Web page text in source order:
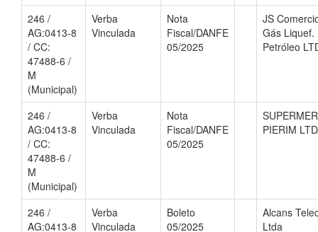
246 /
AG:0413-8
/ CC:
47488-6 /
M
(Municipal)
Verba
Vinculada
Nota
Fiscal/DANFE
05/2025
JS
Gás Liquef.
Petróleo
246 /
AG:0413-8
/ CC:
47488-6 /
M
(Municipal)
Verba
Vinculada
Nota
Fiscal/DANFE
05/2025
PIERIM
246 /
AG:0413-8
Verba
Vinculada
Boleto
05/2025
Alcans
Ltda